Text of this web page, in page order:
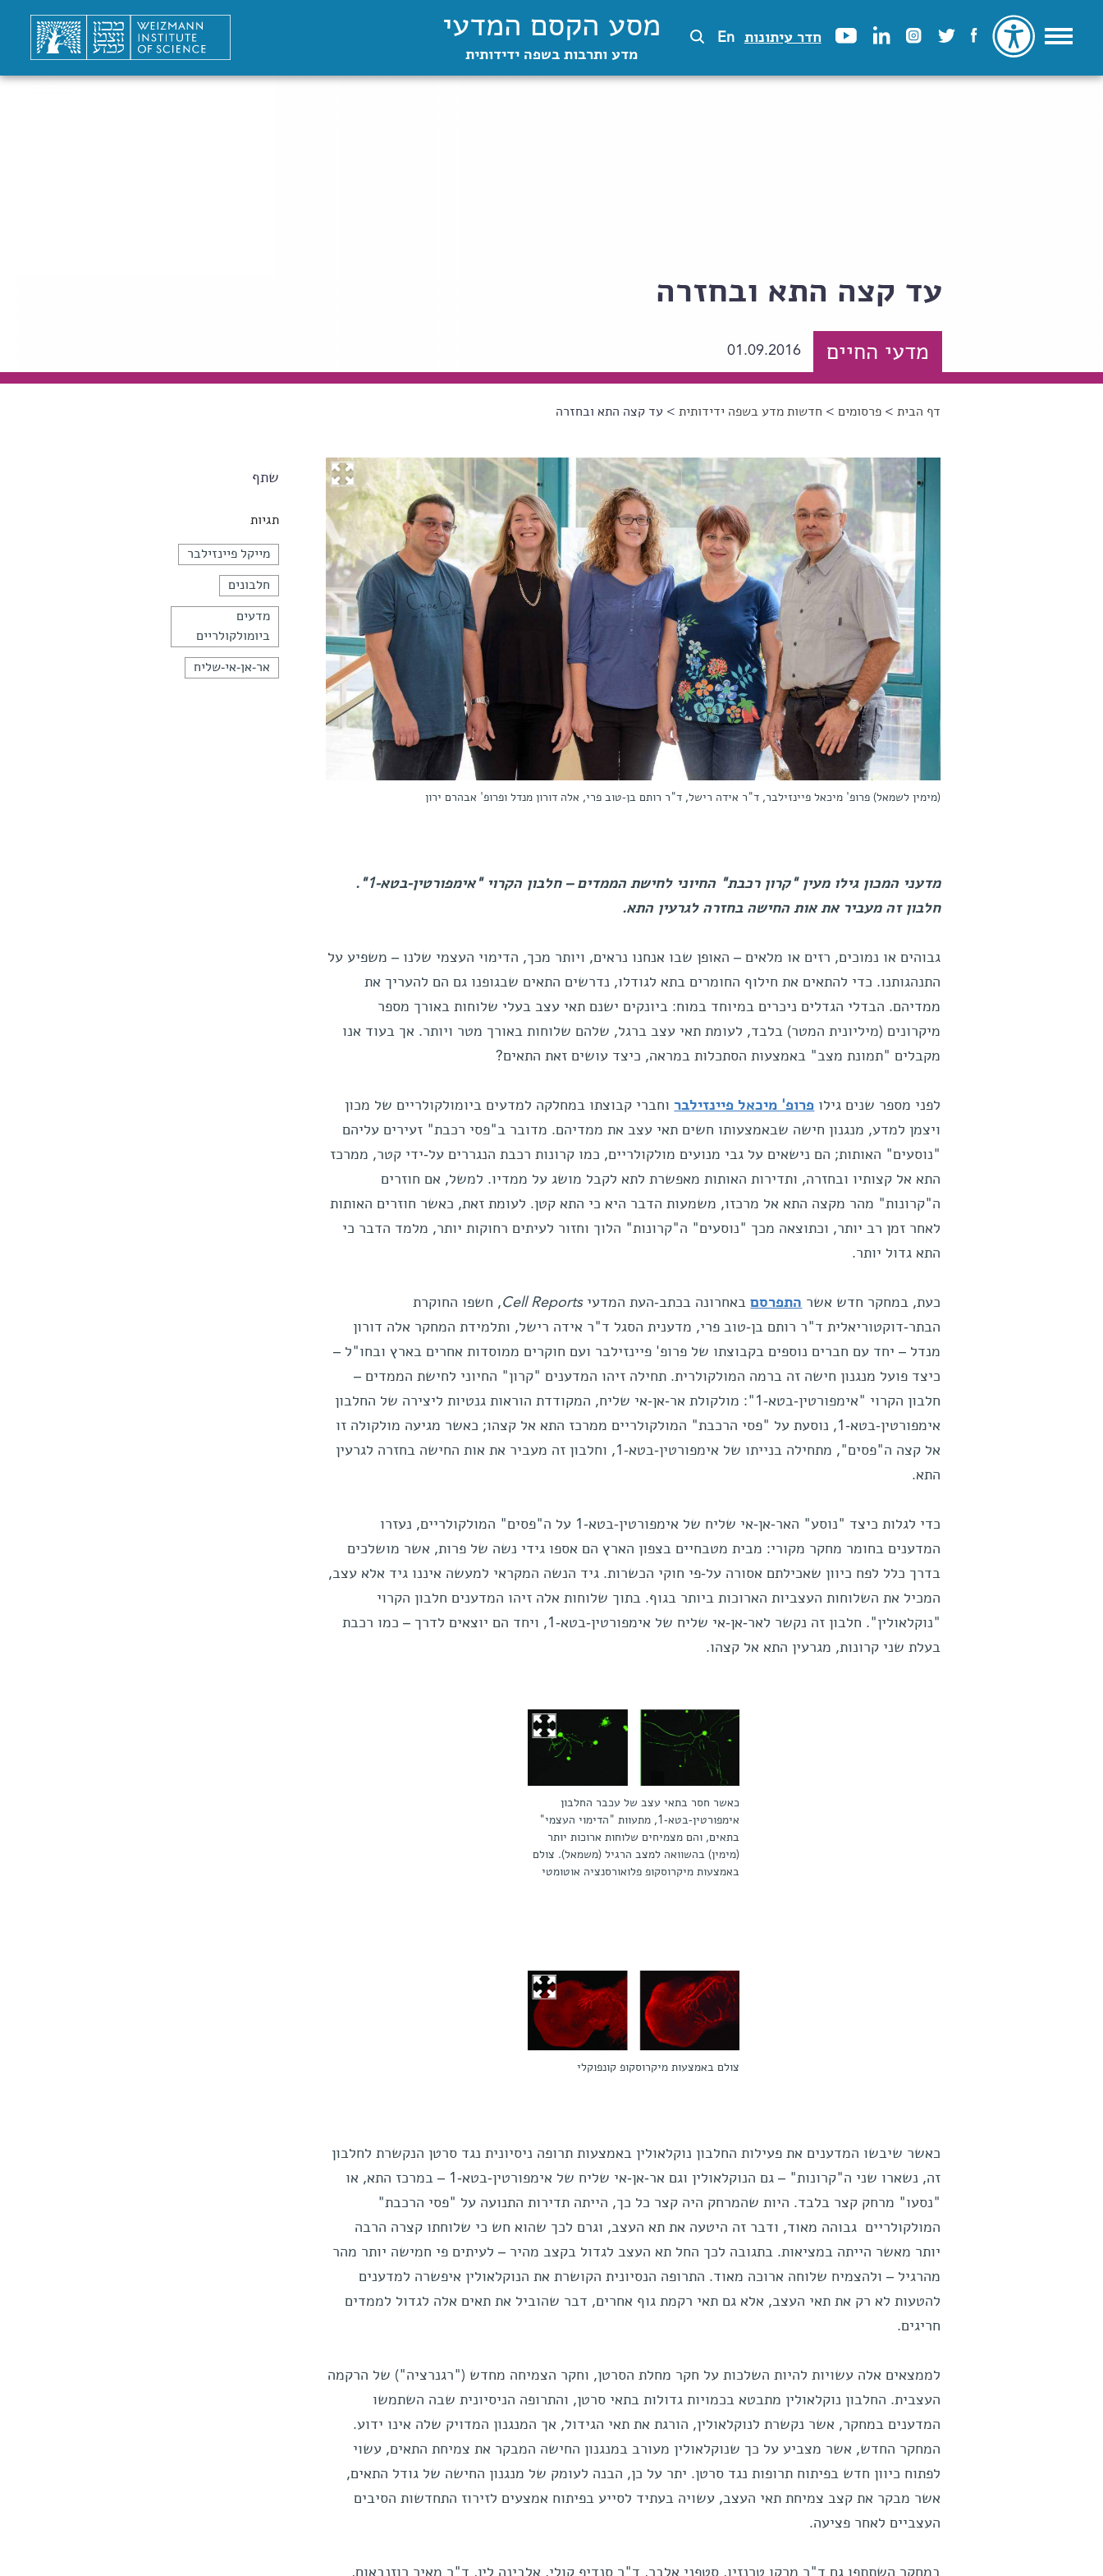
חדר עיתונות En מסע הקסם המדעי
מדע ותרבות בשפה ידידותית
עד קצה התא ובחזרה
מדעי החיים 01.09.2016
הינך נמצא כאן
דף הבית >פרסומים > חדשות מדע בשפה ידידותית > עד קצה התא ובחזרה
שתף
תגיות
מייקל פיינזילבר
חלבונים
מדעים
ביומולקולריים
אר-אן-אי-שליח
(מימין לשמאל) פרופ' מיכאל פיינזילבר, ד"ר אידה רישל, ד"ר רותם בן-טוב פרי, אלה דורון מנדל ופרופ' אבהרם ירון
מדעני המכון גילו מעין "קרון רכבת" החיוני לחישת הממדים – חלבון הקרוי "אימפורטין-בטא-1".
חלבון זה מעביר את אות החישה בחזרה לגרעין התא.
גבוהים או נמוכים, רזים או מלאים – האופן שבו אנחנו נראים, ויותר מכך, הדימוי העצמי שלנו – משפיע על
התנהגותנו. כדי להתאים את חילוף החומרים בתא לגודלו, נדרשים התאים שבגופנו גם הם להעריך את
ממדיהם. הבדלי הגדלים ניכרים במיוחד במוח: ביונקים ישנם תאי עצב בעלי שלוחות באורך מספר
מיקרונים (מיליונית המטר) בלבד, לעומת תאי עצב ברגל, שלהם שלוחות באורך מטר ויותר. אך בעוד אנו
מקבלים "תמונת מצב" באמצעות הסתכלות במראה, כיצד עושים זאת התאים?
לפני מספר שנים גילו פרופ' מיכאל פיינזילבר וחברי קבוצתו במחלקה למדעים ביומולקולריים של מכון
ויצמן למדע, מנגנון חישה שבאמצעותו חשים תאי עצב את ממדיהם. מדובר ב"פסי רכבת" זעירים עליהם
"נוסעים" האותות; הם נישאים על גבי מנועים מולקולריים, כמו קרונות רכבת הנגררים על-ידי קטר, ממרכז
התא אל קצותיו ובחזרה, ותדירות האותות מאפשרת לתא לקבל מושג על ממדיו. למשל, אם חוזרים
ה"קרונות" מהר מקצה התא אל מרכזו, משמעות הדבר היא כי התא קטן. לעומת זאת, כאשר חוזרים האותות
לאחר זמן רב יותר, וכתוצאה מכך "נוסעים" ה"קרונות" הלוך וחזור לעיתים רחוקות יותר, מלמד הדבר כי
התא גדול יותר.
כעת, במחקר חדש אשר התפרסםבאחרונה בכתב-העת המדעיCell Reports, חשפו החוקרת
הבתר-דוקטוריאלית ד"ר רותם בן-טוב פרי, מדענית הסגל ד"ר אידה רישל, ותלמידת המחקר אלה דורון
מנדל – יחד עם חברים נוספים בקבוצתו של פרופ' פיינזילבר ועם חוקרים ממוסדות אחרים בארץ ובחו"ל –
כיצד פועל מנגנון חישה זה ברמה המולקולרית. תחילה זיהו המדענים "קרון" החיוני לחישת הממדים –
חלבון הקרוי "אימפורטין-בטא-1": מולקולת אר-אן-אי שליח, המקודדת הוראות גנטיות ליצירה של החלבון
אימפורטין-בטא-1, נוסעת על "פסי הרכבת" המולקולריים ממרכז התא אל קצהו; כאשר מגיעה מולקולה זו
אל קצה ה"פסים", מתחילה בנייתו של אימפורטין-בטא-1, וחלבון זה מעביר את אות החישה בחזרה לגרעין
התא.
כדי לגלות כיצד "נוסע" האר-אן-אי שליח של אימפורטין-בטא-1 על ה"פסים" המולקולריים, נעזרו
המדענים בחומר מחקר מקורי: מבית מטבחיים בצפון הארץ הם אספו גידי נשה של פרות, אשר מושלכים
בדרך כלל לפח כיוון שאכילתם אסורה על-פי חוקי הכשרות. גיד הנשה המקראי למעשה איננו גיד אלא עצב,
המכיל את השלוחות העצביות הארוכות ביותר בגוף. בתוך שלוחות אלה זיהו המדענים חלבון הקרוי
"נוקלאולין". חלבון זה נקשר לאר-אן-אי שליח של אימפורטין-בטא-1, ויחד הם יוצאים לדרך – כמו רכבת
בעלת שני קרונות, מגרעין התא אל קצהו.
כאשר חסר בתאי עצב של עכבר החלבון
אימפורטין-בטא-1, מתעוות "הדימוי העצמי"
בתאים, והם מצמיחים שלוחות ארוכות יותר
(מימין) בהשוואה למצב הרגיל (משמאל). צולם
באמצעות מיקרוסקופ פלואורסנציה אוטומטי
צולם באמצעות מיקרוסקופ קונפוקלי
כאשר שיבשו המדענים את פעילות החלבון נוקלאולין באמצעות תרופה ניסיונית נגד סרטן הנקשרת לחלבון
זה, נשארו שני ה"קרונות" – גם הנוקלאולין וגם אר-אן-אי שליח של אימפורטין-בטא-1 – במרכז התא, או
"נסעו" מרחק קצר בלבד. היות שהמרחק היה קצר כל כך, הייתה תדירות התנועה על "פסי הרכבת"
המולקולריים גבוהה מאוד, ודבר זה היטעה את תא העצב, וגרם לכך שהוא חש כי שלוחתו קצרה הרבה
יותר מאשר הייתה במציאות. בתגובה לכך החל תא העצב לגדול בקצב מהיר – לעיתים פי חמישה יותר מהר
מהרגיל – ולהצמיח שלוחה ארוכה מאוד. התרופה הנסיונית הקושרת את הנוקלאולין איפשרה למדענים
להטעות לא רק את תאי העצב, אלא גם תאי רקמת גוף אחרים, דבר שהוביל את תאים אלה לגדול לממדים
חריגים.
לממצאים אלה עשויות להיות השלכות על חקר מחלת הסרטן, וחקר הצמיחה מחדש ("רגנרציה") של הרקמה
העצבית. החלבון נוקלאולין מתבטא בכמויות גדולות בתאי סרטן, והתרופה הניסיונית שבה השתמשו
המדענים במחקר, אשר נקשרת לנוקלאולין, הורגת את תאי הגידול, אך המנגנון המדויק שלה אינו ידוע.
המחקר החדש, אשר מצביע על כך שנוקלאולין מעורב במנגנון החישה המבקר את צמיחת התאים, עשוי
לפתוח כיוון חדש בפיתוח תרופות נגד סרטן. יתר על כן, הבנה לעומק של מנגנון החישה של גודל התאים,
אשר מבקר את קצב צמיחת תאי העצב, עשויה בעתיד לסייע בפיתוח אמצעים לזירוז התחדשות הסיבים
העצביים לאחר פציעה.
במחקר השתתפו גם ד"ר מרקו טרנזיו, סטפני אלבר, ד"ר סנדיפ קולי, אלבינה לין, ד"ר מאיר רוזנבאום,